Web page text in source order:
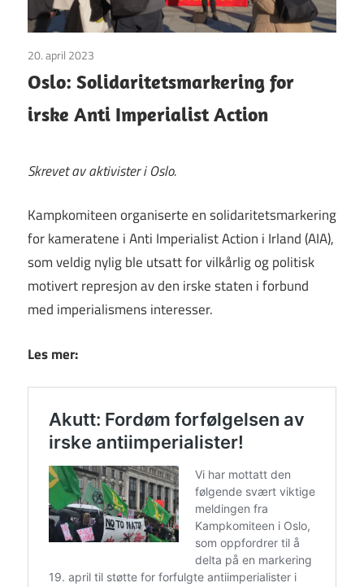
20. april 2023
Oslo: Solidaritetsmarkering for
irske Anti Imperialist Action
Skrevet av aktivister i Oslo.
Kampkomiteen organiserte en solidaritetsmarkering
for kameratene i Anti Imperialist Action i Irland (AIA),
som veldig nylig ble utsatt for vilkårlig og politisk
motivert represjon av den irske staten i forbund
med imperialismens interesser.
Les mer: